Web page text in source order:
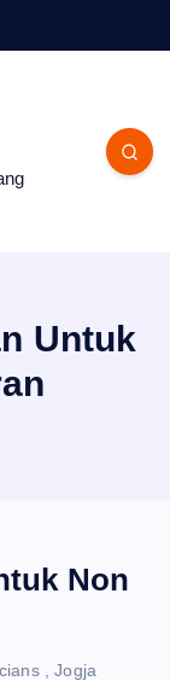
Untuk
Non
,Jogja